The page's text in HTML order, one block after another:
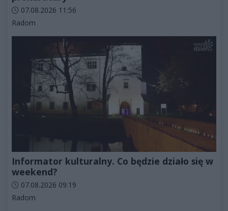
Data dodania artykułu:
07.08.2026 11:56
Kategorie artykułu:
Radom
Informator kulturalny. Co będzie działo się w
weekend?
Data dodania artykułu:
07.08.2026 09:19
Kategorie artykułu:
Radom